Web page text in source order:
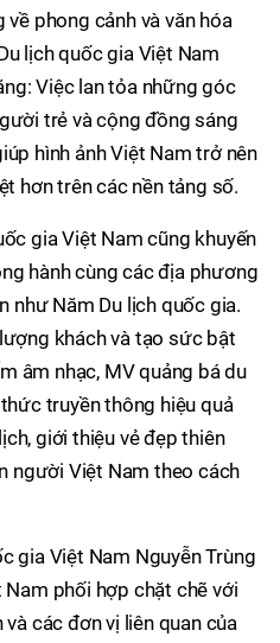
phong cảnh và văn hóa
lịch quốc gia Việt Nam
Việc lan tỏa những góc
trẻ và cộng đồng sáng
hình ảnh Việt Nam trở nên
hơn trên các nền tảng số.
gia Việt Nam cũng khuyến
hành cùng các địa phương
như Năm Du lịch quốc gia.
khách và tạo sức bật
âm nhạc, MV quảng bá du
truyền thông hiệu quả
giới thiệu vẻ đẹp thiên
người Việt Nam theo cách
gia Việt Nam Nguyễn Trùng
Nam phối hợp chặt chẽ với
các đơn vị liên quan của